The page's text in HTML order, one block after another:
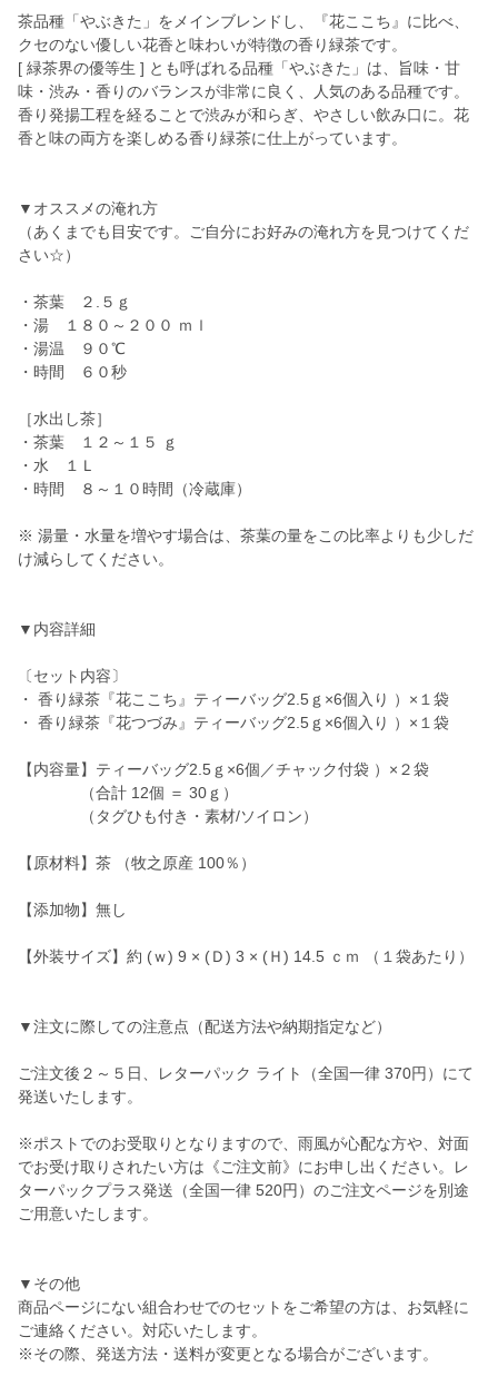
茶品種「やぶきた」をメインブレンドし、『花ここち』に比べ、
クセのない優しい花香と味わいが特徴の香り緑茶です。
[ 緑茶界の優等生 ] とも呼ばれる品種「やぶきた」は、旨味・甘
味・渋み・香りのバランスが非常に良く、人気のある品種です。
香り発揚工程を経ることで渋みが和らぎ、やさしい飲み口に。花
香と味の両方を楽しめる香り緑茶に仕上がっています。
▼オススメの淹れ方
（あくまでも目安です。ご自分にお好みの淹れ方を見つけてくだ
さい☆）
・茶葉 ２.５ｇ
・湯 １８０～２００ ｍｌ
・湯温 ９０℃
・時間 ６０秒
［水出し茶］
・茶葉 １２～１５ ｇ
・水 １Ｌ
・時間 ８～１０時間（冷蔵庫）
※ 湯量・水量を増やす場合は、茶葉の量をこの比率よりも少しだ
け減らしてください。
▼内容詳細
〔セット内容〕
・ 香り緑茶『花ここち』ティーバッグ2.5ｇ×6個入り ）×１袋
・ 香り緑茶『花つづみ』ティーバッグ2.5ｇ×6個入り ）×１袋
【内容量】ティーバッグ2.5ｇ×6個／チャック付袋 ）×２袋
（合計 12個 ＝ 30ｇ）
（タグひも付き・素材/ソイロン）
【原材料】茶 （牧之原産 100％）
【添加物】無し
【外装サイズ】約 (ｗ) 9 × (Ｄ) 3 × (Ｈ) 14.5 ｃｍ （１袋あたり）
▼注文に際しての注意点（配送方法や納期指定など）
ご注文後２～５日、レターパック ライト（全国一律 370円）にて
発送いたします。
※ポストでのお受取りとなりますので、雨風が心配な方や、対面
でお受け取りされたい方は《ご注文前》にお申し出ください。レ
ターパックプラス発送（全国一律 520円）のご注文ページを別途
ご用意いたします。
▼その他
商品ページにない組合わせでのセットをご希望の方は、お気軽に
ご連絡ください。対応いたします。